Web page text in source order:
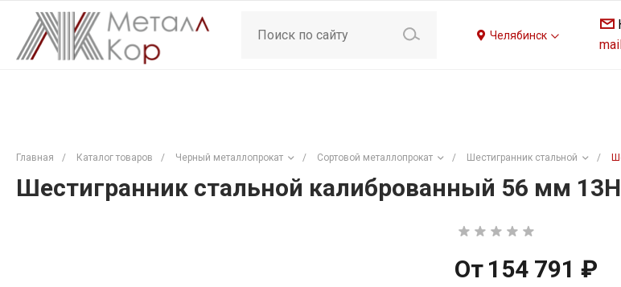
Челябинск
Главная / Каталог товаров / Черный металлопрокат / Сортовой металлопрокат / Шестигранник стальной /
Шестигранник стальной калиброванный 56 мм
От 154 791 ₽